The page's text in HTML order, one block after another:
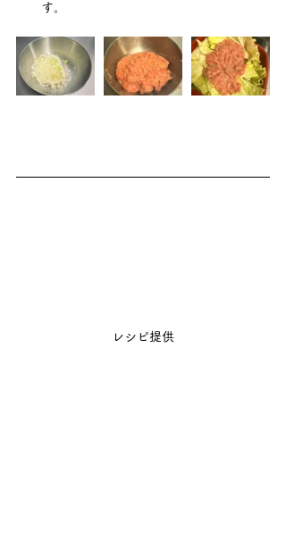
す。
レシピ提供